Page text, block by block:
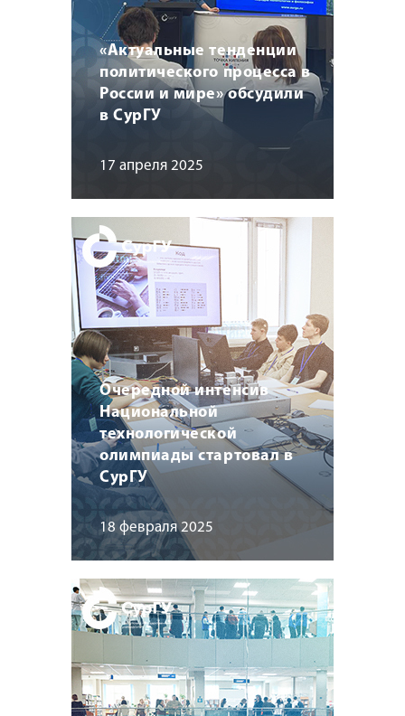
«Актуальные тенденции
политического процесса в
России и мире» обсудили
в СурГУ
17 апреля 2025
Очередной интенсив
Национальной
технологической
олимпиады стартовал в
СурГУ
18 февраля 2025